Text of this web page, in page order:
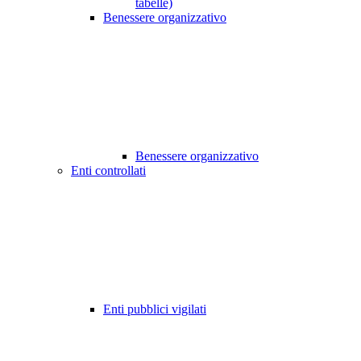
tabelle)
Benessere organizzativo
Benessere organizzativo
Enti controllati
Enti pubblici vigilati